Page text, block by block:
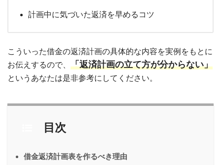
計画中に気づいた返済を早めるコツ
こういった借金の返済計画の具体的な内容を実例をもとに
お伝えするので、 「返済計画の立て方が分からない」
というあなたは是非参考にしてください。
目次
借金返済計画表を作るべき理由